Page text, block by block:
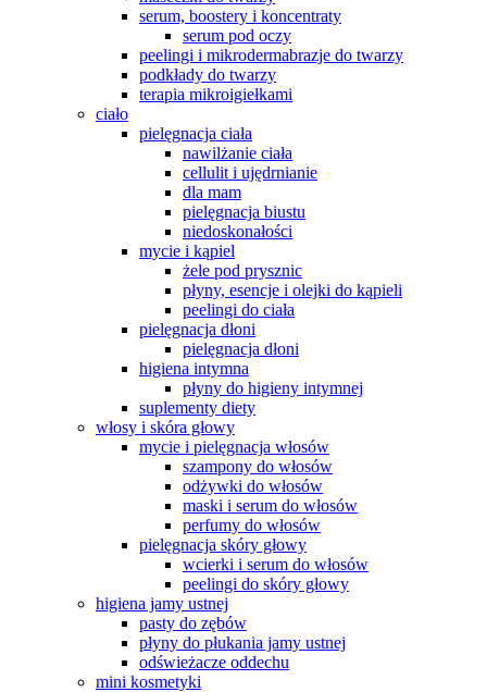
serum, boostery i koncentraty
serum pod oczy
peelingi i mikrodermabrazje do twarzy
podkłady do twarzy
terapia mikroigiełkami
ciało
pielęgnacja ciała
nawilżanie ciała
cellulit i ujędrnianie
dla mam
pielęgnacja biustu
niedoskonałości
mycie i kąpiel
żele pod prysznic
płyny, esencje i olejki do kąpieli
peelingi do ciała
pielęgnacja dłoni
pielęgnacja dłoni
higiena intymna
płyny do higieny intymnej
suplementy diety
włosy i skóra głowy
mycie i pielęgnacja włosów
szampony do włosów
odżywki do włosów
maski i serum do włosów
perfumy do włosów
pielęgnacja skóry głowy
wcierki i serum do włosów
peelingi do skóry głowy
higiena jamy ustnej
pasty do zębów
płyny do płukania jamy ustnej
odświeżacze oddechu
mini kosmetyki